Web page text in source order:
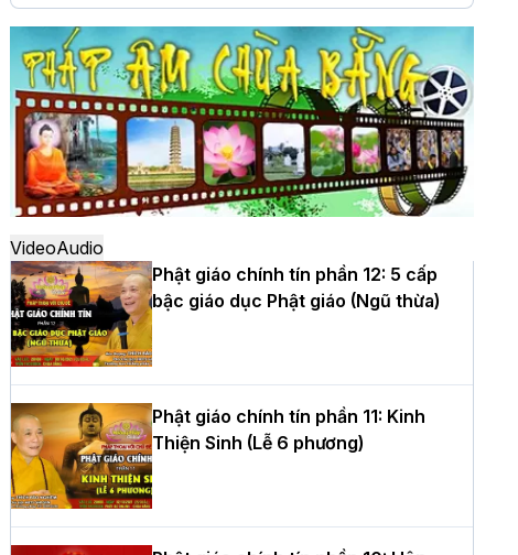
Hà Nội: Long trọng lễ khởi công xây
dựng Trung tâm văn hóa Phật giáo Thủ
đô
Hà Nội: Ngày tu học cuối cùng khép lại
khóa sinh hoạt Phật pháp mùa hè lần
thứ XIV tại chùa Bằng
Học yêu thương trong ngày tu tập thứ
tư của Khóa sinh hoạt Phật pháp mùa
hè tại chùa Bằng
HT.Thích Thọ Lạc được suy cử làm tân
Trưởng BTS GHPGVN tỉnh Nghệ An
VideoAudio
Phật giáo chính tín phần 12: 5 cấp
bậc giáo dục Phật giáo (Ngũ thừa)
Phật giáo chính tín phần 11: Kinh
Thiện Sinh (Lễ 6 phương)